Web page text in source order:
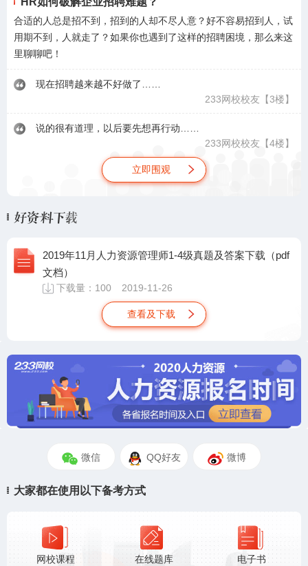
合适的人总是招不到，招到的人却不尽人意？好不容易招到人，试
用期不到，人就走了？如果你也遇到了这样的招聘困境，那么来这
里聊聊吧！
现在招聘越来越不好做了……
233网校校友 【3楼】
说的很有道理，以后要先想再行动……
233网校校友 【4楼】
立即围观
2019年11月人力资源管理师1-4级真题及答案下载（pdf
文档）
下载量： 100 2019-11-26
查看及下载
微信 QQ好友 微博
大家都在使用以下备考方式
网校课程 在线题库 电子书